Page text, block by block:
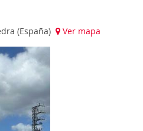
(España) Ver mapa